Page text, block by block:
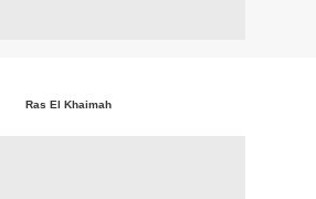
Ras El Khaimah